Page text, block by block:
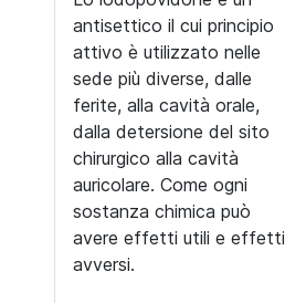
antisettico il cui principio
attivo è utilizzato nelle
sede più diverse, dalle
ferite, alla cavità orale,
dalla detersione del sito
chirurgico alla cavità
auricolare. Come ogni
sostanza chimica può
avere effetti utili e effetti
avversi.